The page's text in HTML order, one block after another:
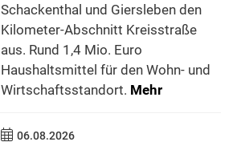
Schackenthal und Giersleben den
Kilometer-Abschnitt Kreisstraße
aus. Rund 1,4 Mio. Euro
Haushaltsmittel für den Wohn- und
Wirtschaftsstandort. Mehr
06.08.2026